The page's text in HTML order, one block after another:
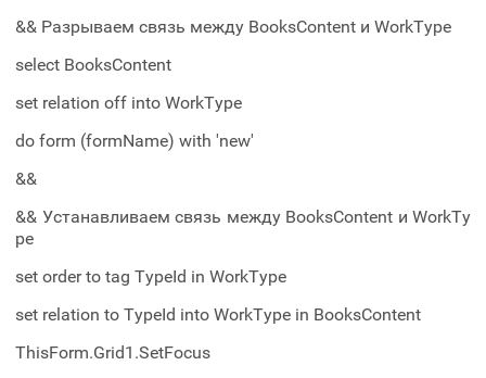
&& Разрываем связь между BooksContent и WorkType
select BooksContent
set relation off into WorkType
do form (formName) with 'new'
&&
&& Устанавливаем связь между BooksContent и WorkTy
pe
set order to tag TypeId in WorkType
set relation to TypeId into WorkType in BooksContent
ThisForm.Grid1.SetFocus